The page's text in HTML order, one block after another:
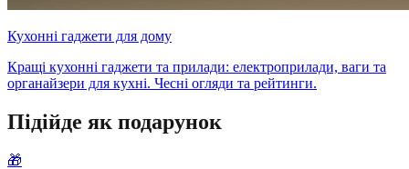
Кухонні гаджети для дому
Кращі кухонні гаджети та прилади: електроприлади, ваги та
органайзери для кухні. Чесні огляди та рейтинги.
Підійде як подарунок
🎁